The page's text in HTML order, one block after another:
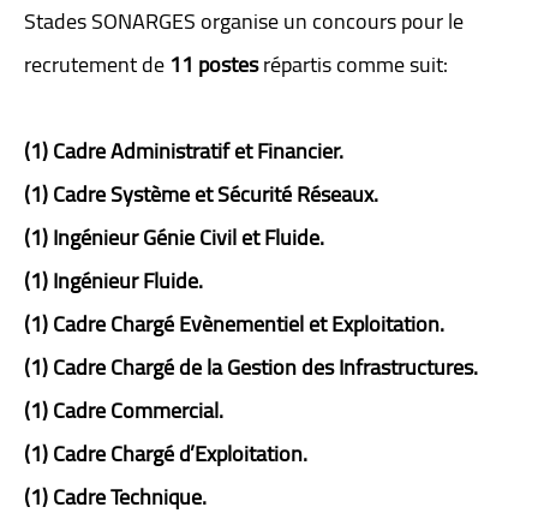
Stades SONARGES organise un concours pour le
recrutement de11 postesrépartis comme suit:
(1) Cadre Administratif et Financier.
(1) Cadre Système et Sécurité Réseaux.
(1) Ingénieur Génie Civil et Fluide.
(1) Ingénieur Fluide.
(1) Cadre Chargé Evènementiel et Exploitation.
(1) Cadre Chargé de la Gestion des Infrastructures.
(1) Cadre Commercial.
(1) Cadre Chargé d’Exploitation.
(1) Cadre Technique.